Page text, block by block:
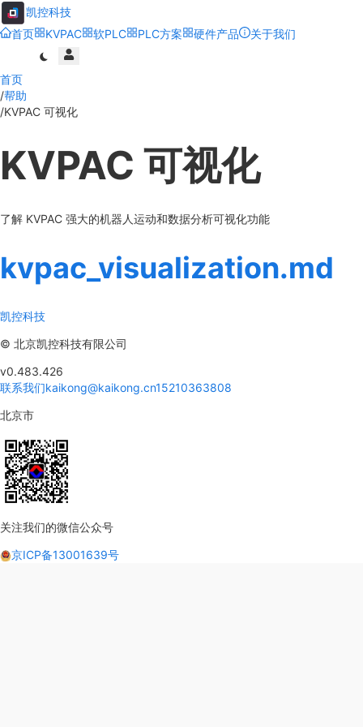
凯控科技
首页
KVPAC 软PLC PLC方案 硬件产品 关于我们
首页
/帮助
/KVPAC 可视化
KVPAC 可视化
了解 KVPAC 强大的机器人运动和数据分析可视化功能
kvpac_visualization.md
凯控科技
© 北京凯控科技有限公司
v0.483.426
联系我们kaikong@kaikong.cn15210363808
北京市
关注我们的微信公众号
京ICP备13001639号